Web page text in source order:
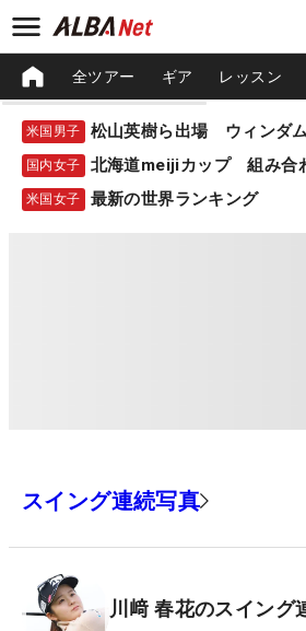
全ツアー ギア レッスン
米国男子 松山英樹ら出場 ウィンダ
国内女子 北海道meijiカップ 組み合
米国女子 最新の世界ランキング
スイング連続写真
川﨑 春花のスイング